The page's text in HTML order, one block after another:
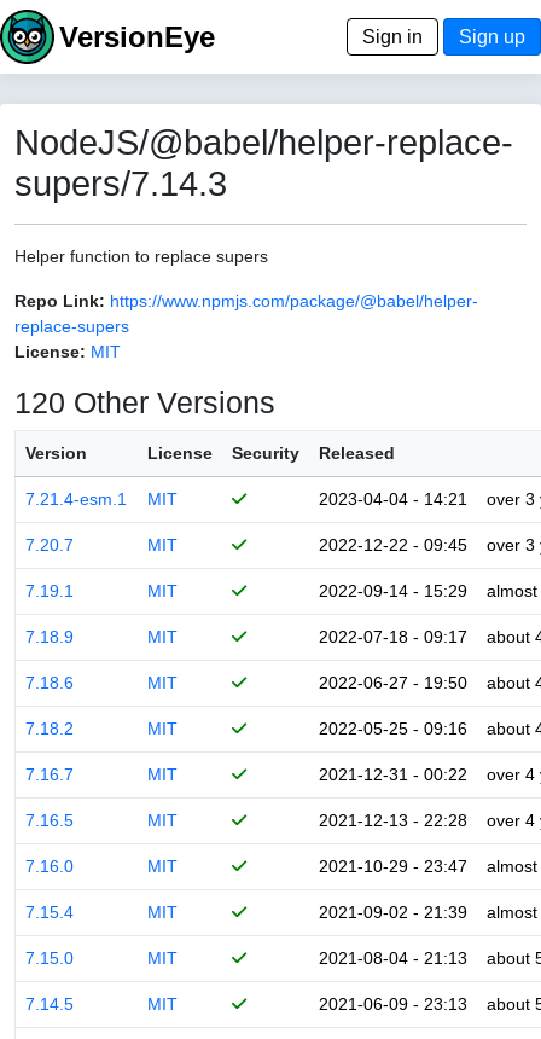
VersionEye Sign in Sign up
NodeJS/@babel/helper-replace-
supers/7.14.3
Helper function to replace supers
Repo Link: https://www.npmjs.com/package/@babel/helper-
replace-supers
License: MIT
120 Other Versions
Version License Security Released
7.21.4-esm.1 MIT 2023-04-04 - 14:21 over 3
7.20.7 MIT 2022-12-22 - 09:45 over 3
7.19.1 MIT 2022-09-14 - 15:29
7.18.9 MIT 2022-07-18 - 09:17 about
7.18.6 MIT 2022-06-27 - 19:50 about
7.18.2 MIT 2022-05-25 - 09:16 about
7.16.7 MIT 2021-12-31 - 00:22 over 4
7.16.5 MIT 2021-12-13 - 22:28 over 4
7.16.0 MIT 2021-10-29 - 23:47
7.15.4 MIT 2021-09-02 - 21:39
7.15.0 MIT 2021-08-04 - 21:13 about
7.14.5 MIT 2021-06-09 - 23:13 about